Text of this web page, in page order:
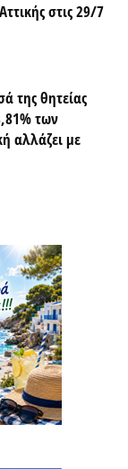
στις 29/7
της θητείας
των
αλλάζει με